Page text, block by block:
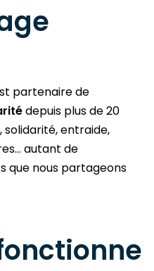
partenaire de
depuis plus de 20
entraide,
autant de
que nous partageons